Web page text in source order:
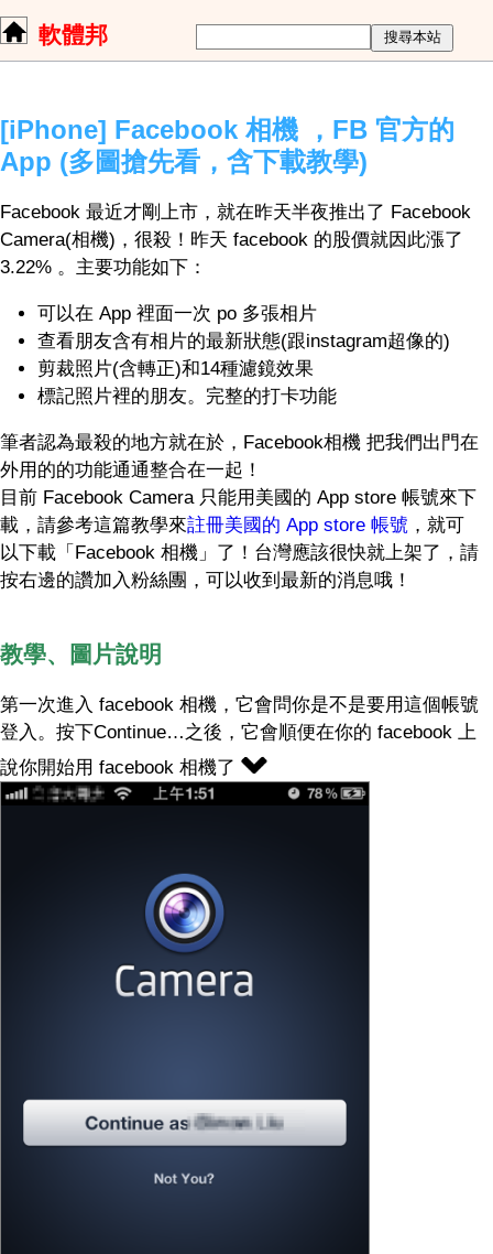
軟體邦
[iPhone] Facebook 相機 ，FB 官方的
App (多圖搶先看，含下載教學)
Facebook 最近才剛上市，就在昨天半夜推出了 Facebook
Camera(相機)，很殺！昨天 facebook 的股價就因此漲了
3.22% 。主要功能如下：
可以在 App 裡面一次 po 多張相片
查看朋友含有相片的最新狀態(跟instagram超像的)
剪裁照片(含轉正)和14種濾鏡效果
標記照片裡的朋友。完整的打卡功能
筆者認為最殺的地方就在於，Facebook相機 把我們出門在
外用的的功能通通整合在一起！
目前 Facebook Camera 只能用美國的 App store 帳號來下
載，請參考這篇教學來註冊美國的 App store 帳號 ，就可
以下載「Facebook 相機」了！台灣應該很快就上架了，請
按右邊的讚加入粉絲團，可以收到最新的消息哦！
教學、圖片說明
第一次進入 facebook 相機，它會問你是不是要用這個帳號
登入。按下Continue…之後，它會順便在你的 facebook 上
說你開始用 facebook 相機了